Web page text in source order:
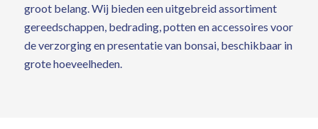
groot belang. Wij bieden een uitgebreid assortiment
gereedschappen, bedrading, potten en accessoires voor
de verzorging en presentatie van bonsai, beschikbaar in
grote hoeveelheden.